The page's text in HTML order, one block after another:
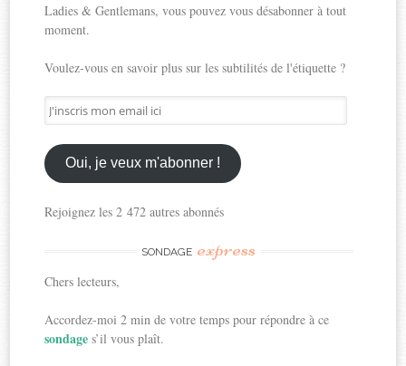
Ladies & Gentlemans, vous pouvez vous désabonner à tout
moment.
Voulez-vous en savoir plus sur les subtilités de l'étiquette ?
J'inscris
mon
email
ici
Oui, je veux m'abonner !
Rejoignez les 2 472 autres abonnés
SONDAGE express
Chers lecteurs,
Accordez-moi 2 min de votre temps pour répondre à ce
sondages’il vous plaît.